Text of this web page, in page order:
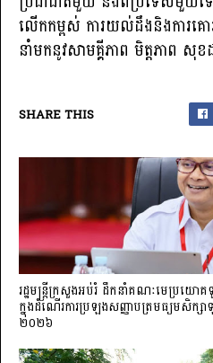
លើកកម្ពស់ ការយល់ដឹងនិងការគ
នាំមកនូវសាមគ្គីភាព មិត្តភាព សុ
SHARE THIS
រដ្ឋមន្ត្រីក្រសួងអប់រំ ដឹកនាំគណៈមេប្រយោ
ក្នុងដំណើរការប្រឡងសញ្ញាបត្រមធ្យម
២០២៦